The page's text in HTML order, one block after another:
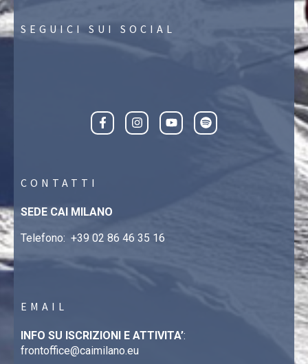
SEGUICI SUI SOCIAL
CONTATTI
SEDE CAI MILANO
Telefono: +39 02 86 46 35 16
EMAIL
INFO SU ISCRIZIONI E ATTIVITA’:
frontoffice@caimilano.eu